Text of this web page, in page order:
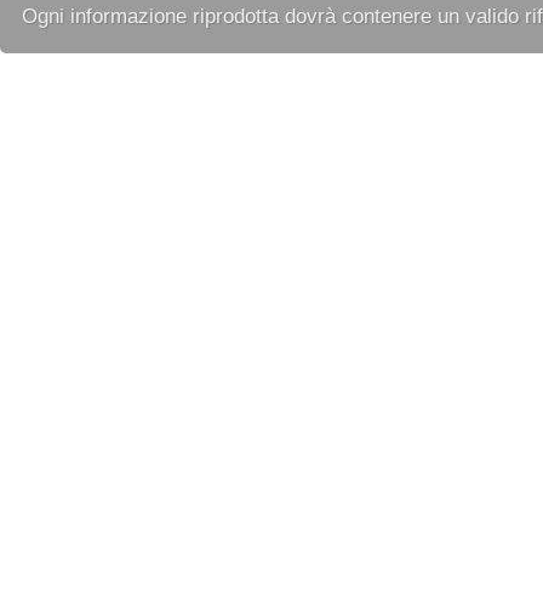
Ogni informazione riprodotta dovrà contenere un valido